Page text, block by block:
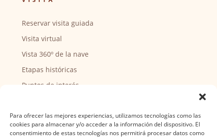
Para ofrecer las mejores experiencias, utilizamos tecnologías como las
cookies para almacenar y/o acceder a la información del dispositivo. El
consentimiento de estas tecnologías nos permitirá procesar datos como
Reservar visita guiada
Visita virtual
Vista 360º de la nave
Etapas históricas
Puntos de interés
Actividades y horarios